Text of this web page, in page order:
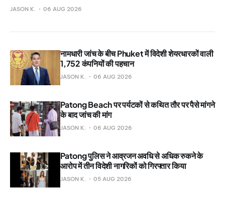
JASON K. 06 AUG 2026
नामधारी जांच के बीच Phuket में विदेशी शेयरधारकों वाली
1,752 कंपनियों की पहचान
JASON K. 06 AUG 2026
Patong Beach पर पर्यटकों से कथित तौर पर पैसे मांगने
के बाद जांच की मांग
JASON K. 06 AUG 2026
Patong पुलिस ने आव्रजन अवधि से अधिक रुकने के
आरोप में तीन विदेशी नागरिकों को गिरफ्तार किया
JASON K. 05 AUG 2026